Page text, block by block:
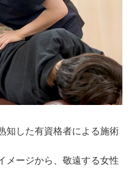
知した有資格者による施術
メージから、敬遠する女性